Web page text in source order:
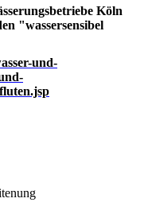
Köln
"wassersensibel
und-